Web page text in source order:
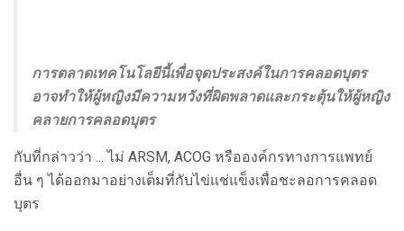
การตลาดเทคโนโลยีนี้เพื่อจุดประสงค์ในการคลอดบุตร
อาจทำให้ผู้หญิงมีความหวังที่ผิดพลาดและกระตุ้นให้ผู้หญิง
คลายการคลอดบุตร
กับที่กล่าวว่า ... ไม่ ARSM, ACOG หรือองค์กรทางการแพทย์
อื่น ๆ ได้ออกมาอย่างเต็มที่กับไข่แช่แข็งเพื่อชะลอการคลอด
บุตร